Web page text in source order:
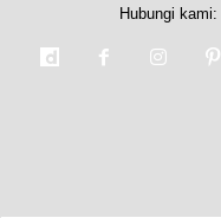
Hubungi kami: